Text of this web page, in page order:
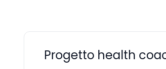
Progetto health